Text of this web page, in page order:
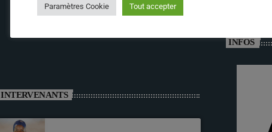
INTERVENANTS
INFOS
Paramètres Cookie Tout accepter